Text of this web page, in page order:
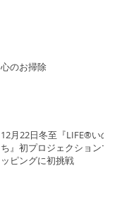
心のお掃除
12月22日冬至『LIFE®︎いの
ち』初プロジェクションマ
ッピングに初挑戦